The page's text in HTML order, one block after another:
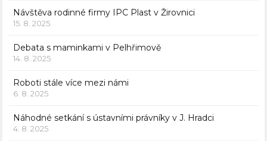
Návštěva rodinné firmy IPC Plast v Žirovnici
15. 8. 2025
Debata s maminkami v Pelhřimově
14. 8. 2025
Roboti stále více mezi námi
6. 8. 2025
Náhodné setkání s ústavními právníky v J. Hradci
4. 8. 2025